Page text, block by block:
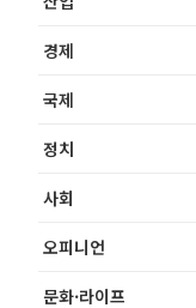
경제
국제
정치
사회
오피니언
문화·라이프